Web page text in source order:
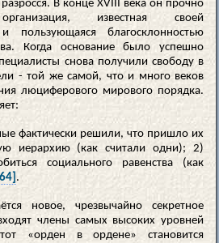
В конце XVIII века он прочно
известная своей
и пользующаяся благосклонностью
Когда основание было успешно
снова получили свободу в
- той же самой, что и много веков
люциферового мирового порядка.
фактически решили, что пришло их
иерархию (как считали одни); 2)
социального равенства (как
[64] .
новое, чрезвычайно секретное
члены самых высоких уровней
«орден в ордене» становится